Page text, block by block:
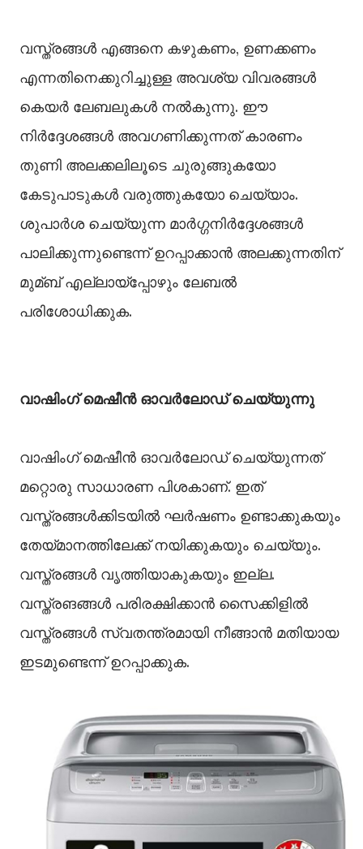
വസ്ത്രങ്ങള്‍ എങ്ങനെ കഴുകണം, ഉണക്കണം
എന്നതിനെക്കുറിച്ചുള്ള അവശ്യ വിവരങ്ങള്‍
കെയര്‍ ലേബലുകള്‍ നല്‍കുന്നു. ഈ
നിര്‍ദ്ദേശങ്ങള്‍ അവഗണിക്കുന്നത് കാരണം
തുണി അലക്കലിലൂടെ ചുരുങ്ങുകയോ
കേടുപാടുകള്‍ വരുത്തുകയോ ചെയ്യാം.
ശുപാര്‍ശ ചെയ്യുന്ന മാര്‍ഗ്ഗനിര്‍ദ്ദേശങ്ങള്‍
പാലിക്കുന്നുണ്ടെന്ന് ഉറപ്പാക്കാന്‍ അലക്കുന്നതിന്
മുമ്ബ് എല്ലായ്‌പ്പോഴും ലേബല്‍
പരിശോധിക്കുക.
വാഷിംഗ് മെഷീന്‍ ഓവര്‍ലോഡ് ചെയ്യുന്നു
വാഷിംഗ് മെഷീന്‍ ഓവര്‍ലോഡ് ചെയ്യുന്നത്
മറ്റൊരു സാധാരണ പിശകാണ്. ഇത്
വസ്ത്രങ്ങള്‍ക്കിടയില്‍ ഘര്‍ഷണം ഉണ്ടാക്കുകയും
തേയ്മാനത്തിലേക്ക് നയിക്കുകയും ചെയ്യും.
വസ്ത്രങ്ങള്‍ വൃത്തിയാകുകയും ഇല്ല.
വസ്ത്രങങ്ങള്‍ പരിരക്ഷിക്കാന്‍ സൈക്കിളില്‍
വസ്ത്രങ്ങള്‍ സ്വതന്ത്രമായി നീങ്ങാന്‍ മതിയായ
ഇടമുണ്ടെന്ന് ഉറപ്പാക്കുക.